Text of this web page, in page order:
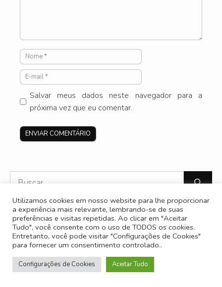
Nome
E-
mail
Salvar meus dados neste navegador para a
próxima vez que eu comentar.
Site
Pesquisar
DESTAQUES
Nenhum post encontrado.
ÚLTIMOS POSTS
Utilizamos cookies em nosso website para lhe proporcionar
a experiência mais relevante, lembrando-se de suas
preferências e visitas repetidas. Ao clicar em "Aceitar
Tudo", você consente com o uso de TODOS os cookies.
Entretanto, você pode visitar "Configurações de Cookies"
para fornecer um consentimento controlado..
Configurações de Cookies Aceitar Tudo